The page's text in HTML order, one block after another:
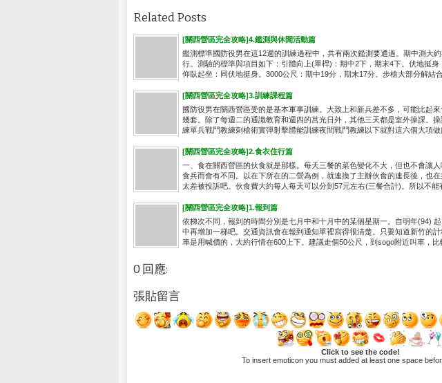
Related Posts
[關西營區完全攻略]4.鑑測與休閒活動篇
鑑測標準國防役男在這12週的訓練過程中，共有兩次鑑測要通過。期中測大
行。測驗的標準與項目如下：引體向上(單桿)：期中2下，期末4下。伏地挺身
仰臥起坐：同伏地挺身。3000公尺：期中19分，期末17分。步槍大部分解結合
[關西營區完全攻略]3.訓練課程篇
國防役男在關西營區受的是基本軍事訓練。大致上和新兵差不多，可能比起
幾套。除了每週二的通識教育和週四的莒光日外，其他三天都是室外操課。
練單兵戰鬥教練刺槍術實彈射擊體能訓練夜間戰鬥教練以下就對這六個大項做
[關西營區完全攻略]2.食衣住行篇
一、食在關西營區的伙食就是那樣。每天三餐的菜色變化不大，但也不會讓
食兵而會有不同。以在下所在的二營為例，就連換了主辦伙食的連長後，也
太差被投訴吧。伙食費大約每人每天可以分到57元左右(三餐合計)。所以不能
[關西營區完全攻略]1.報到篇
依梯次不同，報到的時間分別是七月中和十月中的某個星期一。自明年(94)
中再增加一梯吧。交通資訊會在報到通知單裡寫得很清楚。只要知道新竹的
車是用喊價的，大約行情在600上下。建議走個50公尺，到sogo附近叫車，比
0 回應:
張貼留言
Click to see the code!
To insert emoticon you must added at least one space